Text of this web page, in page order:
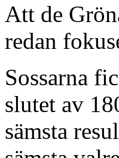
Att de
redan
Sossarna
slutet av
sämsta